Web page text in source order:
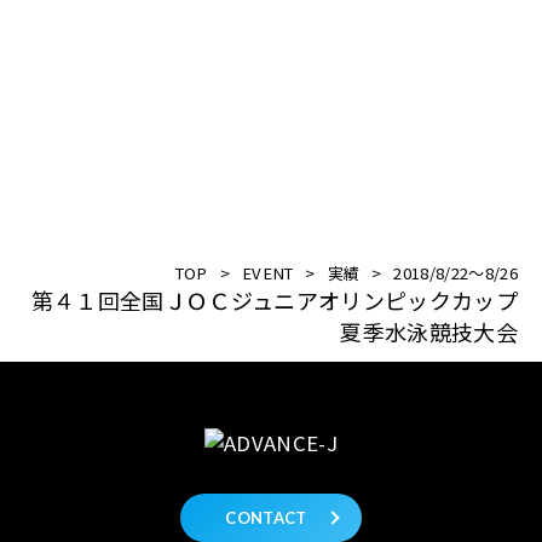
TOP > EVENT > 実績 > 2018/8/22〜8/26
第４１回全国ＪＯＣジュニアオリンピックカップ
夏季水泳競技大会
CONTACT